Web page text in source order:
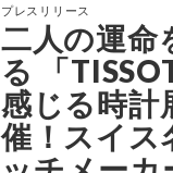
プレスリリース
二人の運命
る 「
感じる時計
催！スイス